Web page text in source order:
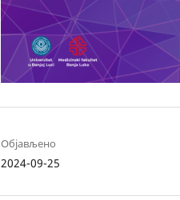
Објављено
2024-09-25